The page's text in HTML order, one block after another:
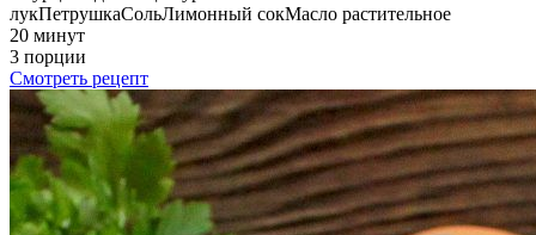
лукПетрушкаСольЛимонный сокМасло растительное
20 минут
3 порции
Смотреть рецепт